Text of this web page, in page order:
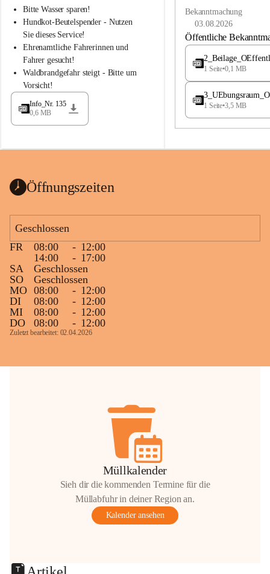
h
a
d
l
a
Bitte Wasser sparen!
Hundkot-Beutelspender - Nutzen
Sie dieses Service!
Ehrenamtliche Fahrerinnen und
Fahrer gesucht!
Waldbrandgefahr steigt - Bitte um
Vorsicht!
Info_Nr. 135
0,6 MB
e
a
Bekanntmachung
03.08.2026
Öffentliche
1 Seite•0,1 MB
1 Seite•3,5 MB
Öffnungszeiten
Geschlossen
FR
08:00 - 12:00
14:00
- 17:00
SA
Geschlossen
SO
Geschlossen
MO 08:00 - 12:00
DI
08:00 - 12:00
MI
08:00 - 12:00
DO
08:00 - 12:00
Zuletzt bearbeitet: 02.04.2026
Müllkalender
Sieh dir die kommenden Termine für die
Müllabfuhr in deiner Region an.
Kalender ansehen